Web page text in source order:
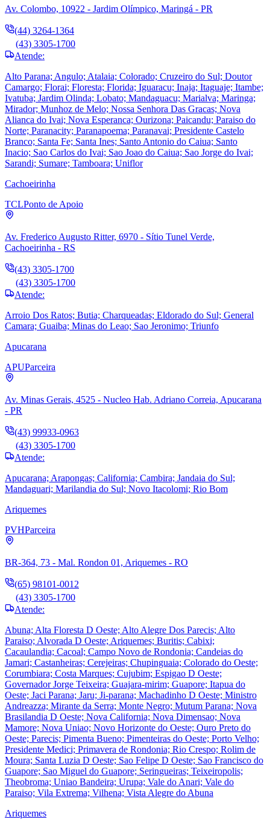
Av. Colombo, 10922 - Jardim Olímpico, Maringá - PR
(44) 3264-1364
(43) 3305-1700
Atende:
Alto Parana; Angulo; Atalaia; Colorado; Cruzeiro do Sul; Doutor
Camargo; Florai; Floresta; Florida; Iguaracu; Inaja; Itaguaje; Itambe;
Ivatuba; Jardim Olinda; Lobato; Mandaguacu; Marialva; Maringa;
Mirador; Munhoz de Melo; Nossa Senhora Das Gracas; Nova
Alianca do Ivai; Nova Esperanca; Ourizona; Paicandu; Paraiso do
Norte; Paranacity; Paranapoema; Paranavai; Presidente Castelo
Branco; Santa Fe; Santa Ines; Santo Antonio do Caiua; Santo
Inacio; Sao Carlos do Ivai; Sao Joao do Caiua; Sao Jorge do Ivai;
Sarandi; Sumare; Tamboara; Uniflor
Cachoeirinha
TCLPonto de Apoio
Av. Frederico Augusto Ritter, 6970 - Sítio Tunel Verde,
Cachoeirinha - RS
(43) 3305-1700
(43) 3305-1700
Atende:
Arroio Dos Ratos; Butia; Charqueadas; Eldorado do Sul; General
Camara; Guaiba; Minas do Leao; Sao Jeronimo; Triunfo
Apucarana
APUParceira
Av. Minas Gerais, 4525 - Nucleo Hab. Adriano Correia, Apucarana
- PR
(43) 99933-0963
(43) 3305-1700
Atende:
Apucarana; Arapongas; California; Cambira; Jandaia do Sul;
Mandaguari; Marilandia do Sul; Novo Itacolomi; Rio Bom
Ariquemes
PVHParceira
BR-364, 73 - Mal. Rondon 01, Ariquemes - RO
(65) 98101-0012
(43) 3305-1700
Atende:
Abuna; Alta Floresta D Oeste; Alto Alegre Dos Parecis; Alto
Paraiso; Alvorada D Oeste; Ariquemes; Buritis; Cabixi;
Cacaulandia; Cacoal; Campo Novo de Rondonia; Candeias do
Jamari; Castanheiras; Cerejeiras; Chupinguaia; Colorado do Oeste;
Corumbiara; Costa Marques; Cujubim; Espigao D Oeste;
Governador Jorge Teixeira; Guajara-mirim; Guapore; Itapua do
Oeste; Jaci Parana; Jaru; Ji-parana; Machadinho D Oeste; Ministro
Andreazza; Mirante da Serra; Monte Negro; Mutum Parana; Nova
Brasilandia D Oeste; Nova California; Nova Dimensao; Nova
Mamore; Nova Uniao; Novo Horizonte do Oeste; Ouro Preto do
Oeste; Parecis; Pimenta Bueno; Pimenteiras do Oeste; Porto Velho;
Presidente Medici; Primavera de Rondonia; Rio Crespo; Rolim de
Moura; Santa Luzia D Oeste; Sao Felipe D Oeste; Sao Francisco do
Guapore; Sao Miguel do Guapore; Seringueiras; Teixeiropolis;
Theobroma; Uniao Bandeira; Urupa; Vale do Anari; Vale do
Paraiso; Vila Extrema; Vilhena; Vista Alegre do Abuna
Ariquemes